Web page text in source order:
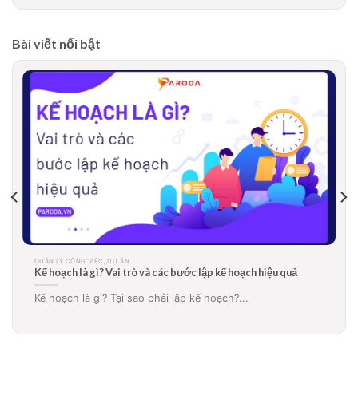
Bài viết nổi bật
QUẢN LÝ CÔNG VIỆC, DỰ ÁN
Mô hình quản lý dự án là gì? Các mô hình quản lý dự án phổ
biến nhất hiện nay